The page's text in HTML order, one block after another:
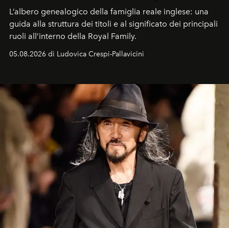
L’albero genealogico della famiglia reale inglese: una
guida alla struttura dei titoli e al significato dei principali
ruoli all’interno della Royal Family.
05.08.2026 di Ludovica Crespi-Pallavicini